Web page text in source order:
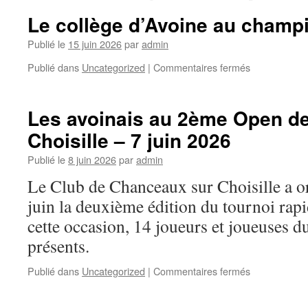
Le collège d’Avoine au
Publié le 15 juin 2026paradmin
Publié dans Uncategorized | Commentaires ferméssur
au
Les avoinais au 2ème Open
Choisille – 7 juin 2026
Publié le8 juin 2026paradmin
Le Club de Chanceaux sur Choisille a
juin la deuxième édition du tournoi
cette occasion, 14 joueurs et joueuses
présents.
Publié dans Uncategorized | Commentaires ferméssur